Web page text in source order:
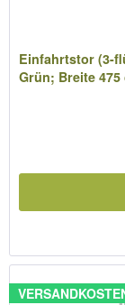
Einfahrtstor (3-
Grün; Breite 475